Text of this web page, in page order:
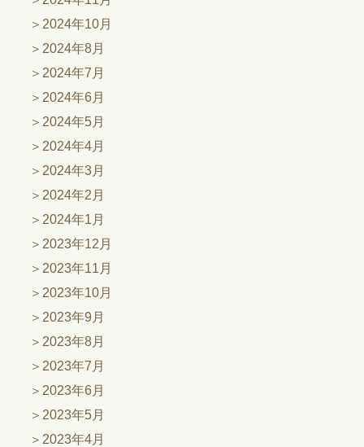
2024年10月
2024年8月
2024年7月
2024年6月
2024年5月
2024年4月
2024年3月
2024年2月
2024年1月
2023年12月
2023年11月
2023年10月
2023年9月
2023年8月
2023年7月
2023年6月
2023年5月
2023年4月